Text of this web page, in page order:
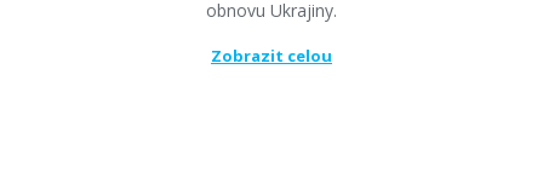
obnovu Ukrajiny.
Zobrazit celou